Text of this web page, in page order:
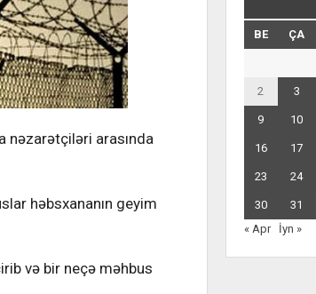
nəzarətçiləri arasında
həbsxananın geyim
və bir neçə məhbus
BE ÇA
2 3
9 10
16 17
23 24
30
31
« Apr
İyn »